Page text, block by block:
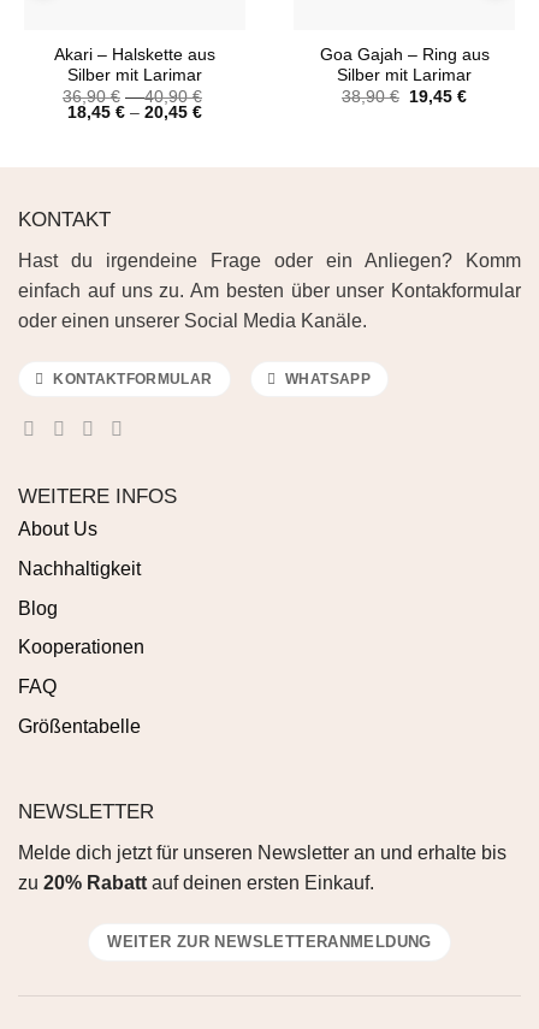
Akari – Halskette aus
Silber mit Larimar
36,90€ –40,90€
18,45 € – 20,45 €
Goa Gajah – Ring aus
Silber mit Larimar
38,90€ 19,45€
KONTAKT
Hast du irgendeine Frage oder ein Anliegen? Komm
einfach auf uns zu. Am besten über unser Kontakformular
oder einen unserer Social Media Kanäle.
KONTAKTFORMULAR WHATSAPP
WEITERE INFOS
About Us
Nachhaltigkeit
Blog
Kooperationen
FAQ
Größentabelle
NEWSLETTER
Melde dich jetzt für unseren Newsletter an und erhalte bis
zu 20% Rabatt auf deinen ersten Einkauf.
WEITER ZUR NEWSLETTERANMELDUNG